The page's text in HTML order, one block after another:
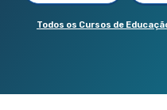
Todos os Cursos de